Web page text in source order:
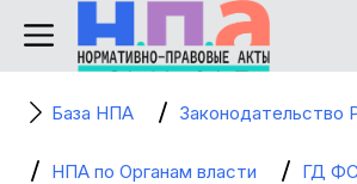
База НПА Законодательство
НПА по Органам власти ГД